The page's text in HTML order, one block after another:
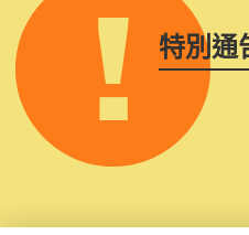
特別通